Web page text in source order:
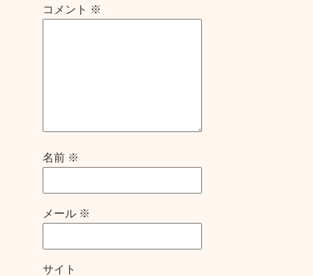
コメント ※
名前 ※
メール ※
サイト